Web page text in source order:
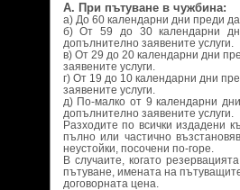
А. При пътуване в чужбина:
а) До 60 календарни дни преди
б) От 59 до 30 календарни
допълнително заявените услуги.
в) От 29 до 20 календарни дни
заявените услуги.
г) От 19 до 10 календарни дни
заявените услуги.
д) По-малко от 9 календарни
допълнително заявените услуги.
Разходите по всички издадени
пълно или частично
неустойки, посочени по-горе.
В случаите, когато
пътуване, имената на
договорната цена.